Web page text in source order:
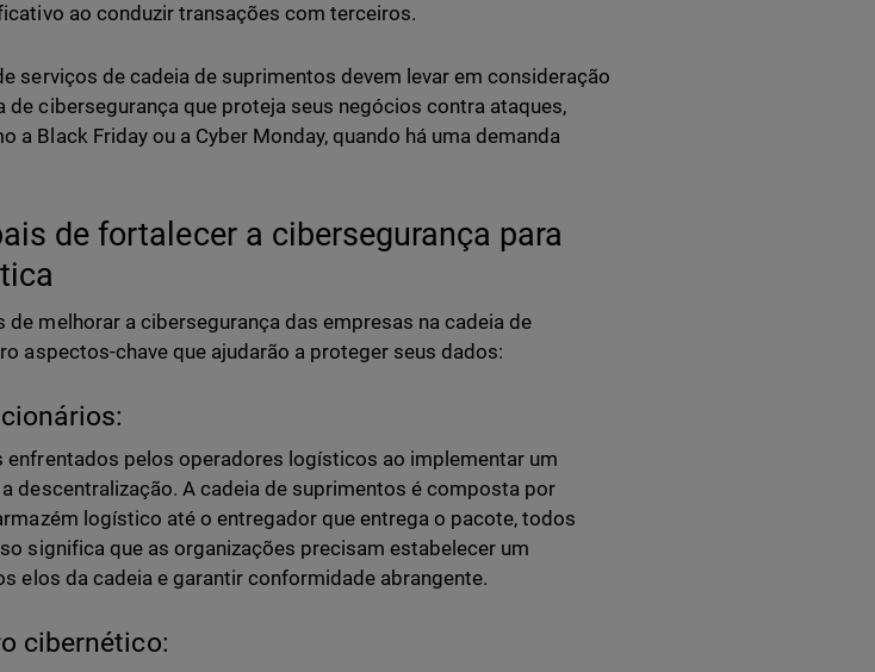
ao conduzir transações com terceiros.
serviços de cadeia de suprimentos devem levar em consideração
de cibersegurança que proteja seus negócios contra ataques,
a Black Friday ou a Cyber Monday, quando há uma demanda
de fortalecer a cibersegurança para
de melhorar a cibersegurança das empresas na cadeia de
aspectos-chave que ajudarão a proteger seus dados:
pelos operadores logísticos ao implementar um
descentralização. A cadeia de suprimentos é composta por
logístico até o entregador que entrega o pacote, todos
significa que as organizações precisam estabelecer um
elos da cadeia e garantir conformidade abrangente.
cibernético: